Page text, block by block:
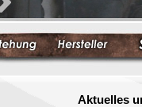
Aktuelles